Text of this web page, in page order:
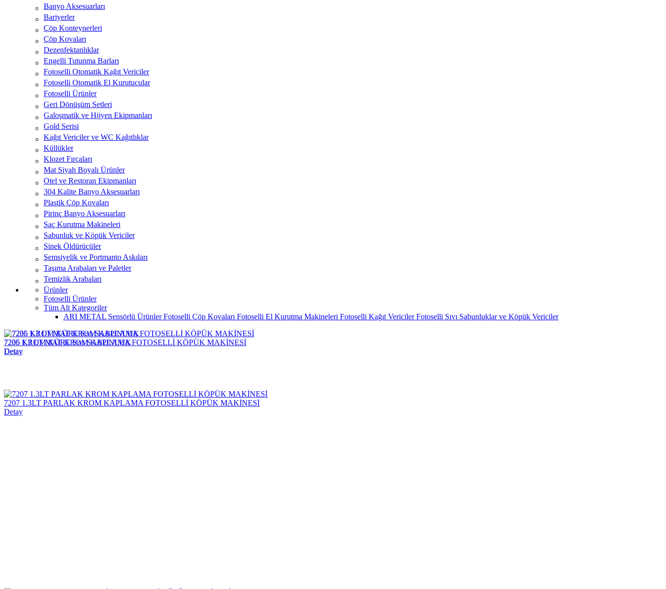
Banyo Aksesuarları
Bariyerler
Çöp Konteynerleri
Çöp Kovaları
Dezenfektanlıklar
Engelli Tutunma Barları
Fotoselli Otomatik Kağıt Vericiler
Fotoselli Otomatik El Kurutucular
Fotoselli Ürünler
Geri Dönüşüm Setleri
Galoşmatik ve Hijyen Ekipmanları
Gold Serisi
Kağıt Vericiler ve WC Kağıtlıklar
Küllükler
Klozet Fırçaları
Mat Siyah Boyalı Ürünler
Otel ve Restoran Ekipmanları
304 Kalite Banyo Aksesuarları
Plastik Çöp Kovaları
Pirinç Banyo Aksesuarları
Saç Kurutma Makineleri
Sabunluk ve Köpük Vericiler
Sinek Öldürücüler
Şemsiyelik ve Portmanto Askıları
Taşıma Arabaları ve Paletler
Temizlik Arabaları
Ürünler
Fotoselli Ürünler
Tüm Alt Kategoriler
ARI METAL Sensörlü ÜrünlerFotoselli Çöp Kovaları Fotoselli El Kurutma Makineleri Fotoselli Kağıt VericilerFotoselli Sıvı Sabunluklar ve Köpük Vericiler
7235 KROM KÜRE Sıvı SABUNLUK
Detay
7206 1.3 LT MAT KROM KAPLAMA FOTOSELLİ KÖPÜK MAKİNESİ
Detay
7207 1.3LT PARLAK KROM KAPLAMA FOTOSELLİ KÖPÜK MAKİNESİ
Detay